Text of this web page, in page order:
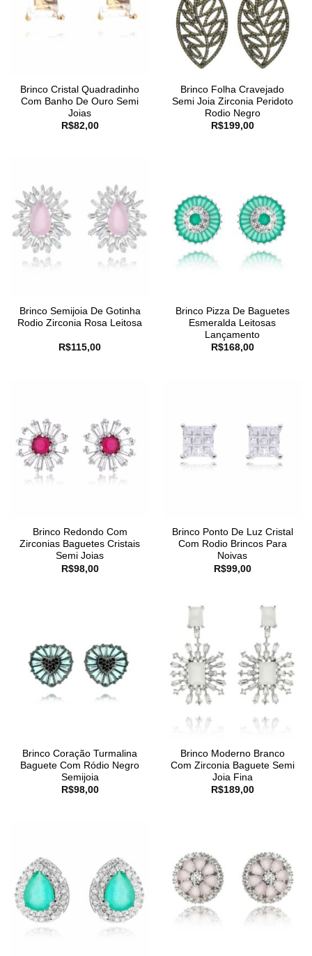
Brinco Cristal Quadradinho
Com Banho De Ouro Semi
Joias
R$82,00
Brinco Folha Cravejado
Semi Joia Zirconia Peridoto
Rodio Negro
R$199,00
Brinco Semijoia De Gotinha
Rodio Zirconia Rosa Leitosa
R$115,00
Brinco Pizza De Baguetes
Esmeralda Leitosas
Lançamento
R$168,00
Brinco Redondo Com
Zirconias Baguetes Cristais
Semi Joias
R$98,00
Brinco Ponto De Luz Cristal
Com Rodio Brincos Para
Noivas
R$99,00
Brinco Coração Turmalina
Baguete Com Ródio Negro
Semijoia
R$98,00
Brinco Moderno Branco
Com Zirconia Baguete Semi
Joia Fina
R$189,00